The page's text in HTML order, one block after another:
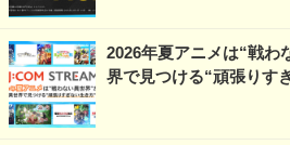
2026年夏アニメは“戦わ
界で見つける“頑張りす